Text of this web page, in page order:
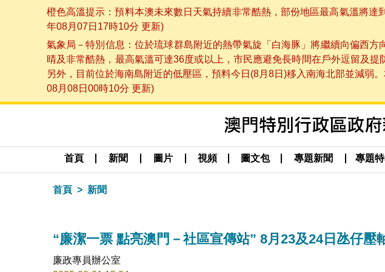
橙色高溫提示：預料本澳未來數日天氣持續非常酷熱，部份地區最高氣溫將
年08月07日17時10分 更新)
氣象局－特別信息：位於琉球群島附近的熱帶氣旋「白海豚」將繼續向偏西
晴及非常酷熱，最高氣溫可達36度或以上，市民應避免長時間在戶外逗留及
另外，目前位於海南島附近的低壓區，預料今日(8月8日)移入南海北部並減弱
08月08日00時10分 更新)
首頁 新聞 圖片 視頻 圖文包 專題新聞 專題
首頁 新聞
“廉潔一票 點亮澳門－社區宣傳站” 8月23及24日氹仔壓
廉政專員辦公室